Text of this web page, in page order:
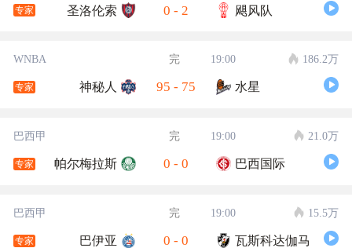
专家 圣洛伦索 0 - 2 飓风队
WNBA 完 19:00 186.2万
专家 神秘人 95 - 75 水星
巴西甲 完 19:00 21.0万
专家 帕尔梅拉斯 0 - 0 巴西国际
巴西甲 完 19:00 15.5万
专家 巴伊亚 0 - 0 瓦斯科达伽马